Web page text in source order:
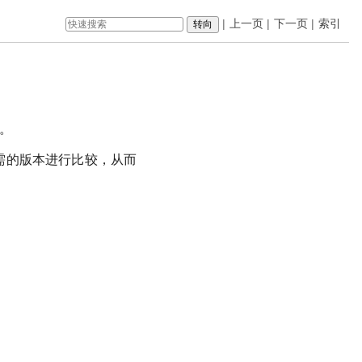
索引
下一页 |
上一页 |
|
的版本进行比较，从而